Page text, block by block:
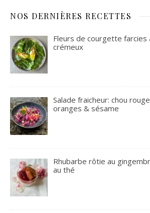
NOS DERNIÈRES RECETTES
Fleurs de courgette farcies
crémeux
Salade fraicheur: chou
oranges & sésame
Rhubarbe rôtie au
au thé